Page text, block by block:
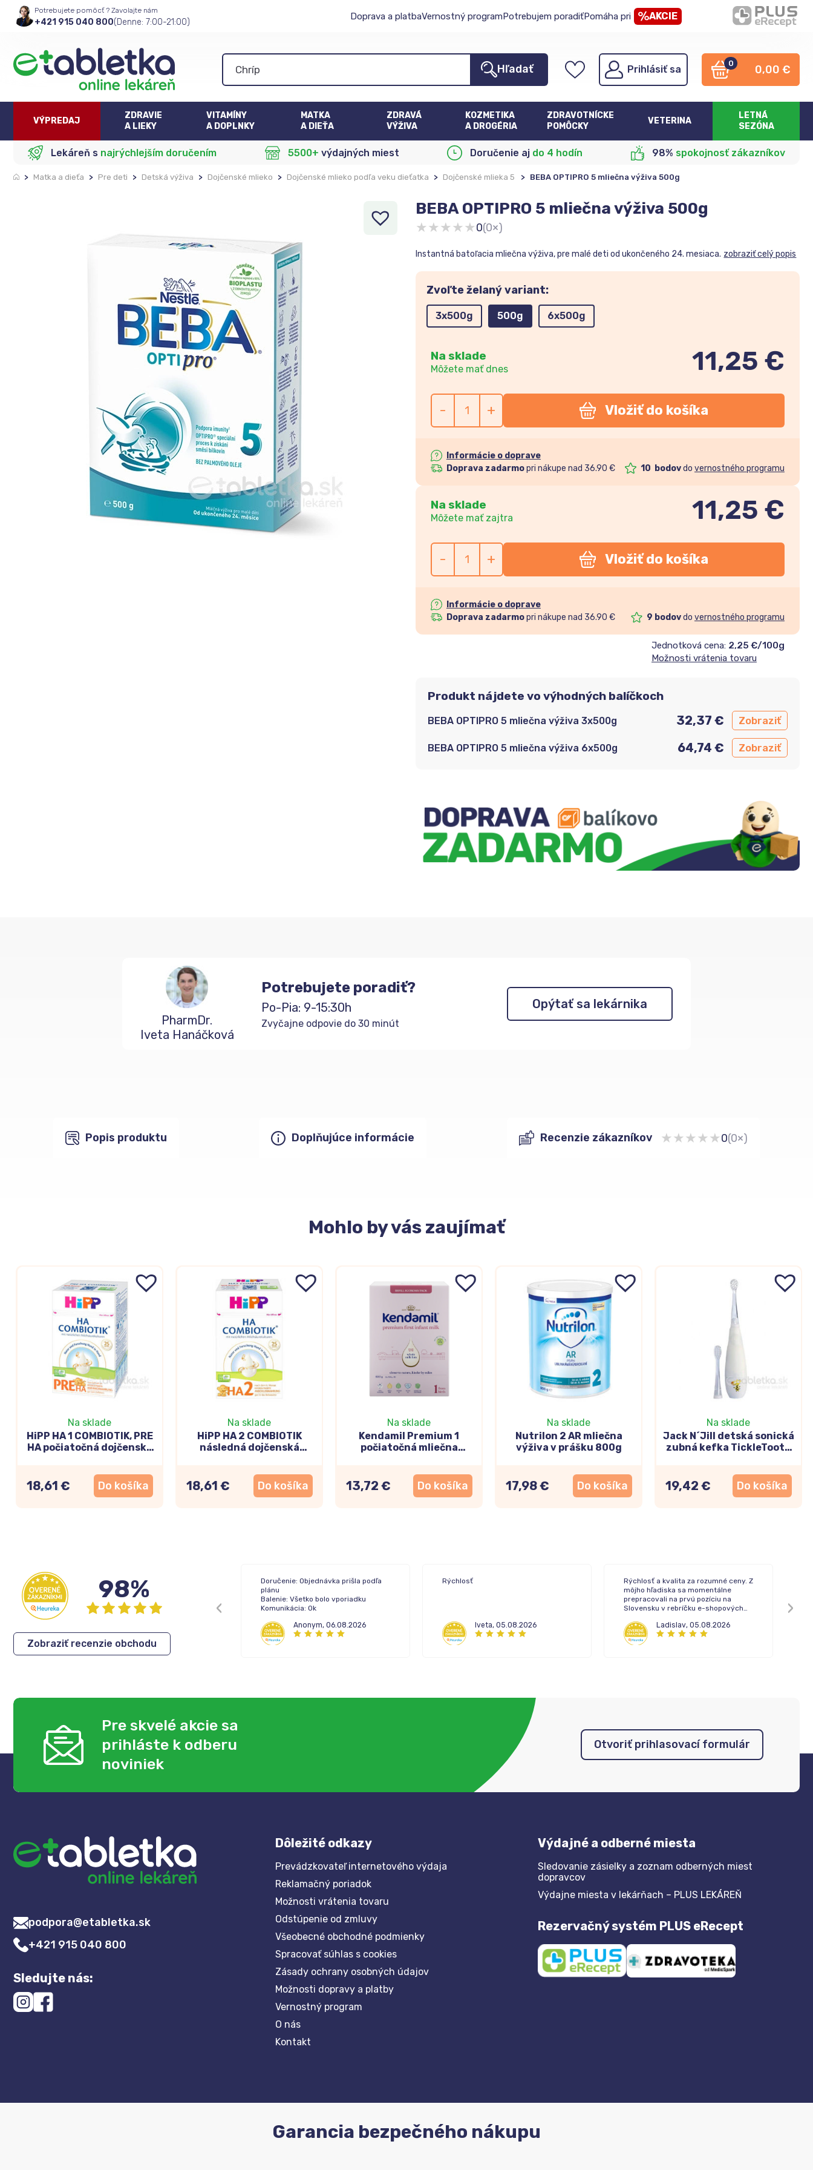
Potrebujete pomôcť ? Zavolajte nám
+421 915 040 800(Denne: 7:00-21:00)
Doprava a platbaVernostný programPotrebujem poradiťPomáha pri AKCIE
Hľadať Prihlásiť sa
0 0,00 €
VÝPREDAJ
ZDRAVIE
A LIEKY
VITAMÍNY
A DOPLNKY
MATKA
A DIEŤA
ZDRAVÁ
VÝŽIVA
KOZMETIKA
A DROGÉRIA
ZDRAVOTNÍCKE
POMÔCKY
VETERINA
LETNÁ
SEZÓNA
Lekáreň s najrýchlejším doručením 5500+ výdajných miest Doručenie aj do 4 hodín 98% spokojnosť zákazníkov
> Matka a dieťa > Pre deti > Detská výživa > Dojčenské mlieko > Dojčenské mlieko podľa veku dieťatka > Dojčenské mlieka 5 > BEBA OPTIPRO 5 mliečna výživa 500g
BEBA OPTIPRO 5 mliečna výživa 500g
★★★★★0(0×)
Instantná batoľacia mliečna výživa, pre malé deti od ukončeného 24. mesiaca. zobraziť celý popis
Zvoľte želaný variant:
3x500g 500g 6x500g
Na sklade
Môžete mať dnes 11,25 €
- + Vložiť do košíka
Informácie o doprave
Doprava zadarmopri nákupe nad 36.90 € 10 bodovdo vernostného programu
Na sklade
Môžete mať zajtra 11,25 €
- + Vložiť do košíka
Informácie o doprave
Doprava zadarmopri nákupe nad 36.90 € 9 bodovdo vernostného programu
Jednotková cena: 2,25 €/100g
Možnosti vrátenia tovaru
Produkt nájdete vo výhodných balíčkoch
BEBA OPTIPRO 5 mliečna výživa 3x500g 32,37 € Zobraziť
BEBA OPTIPRO 5 mliečna výživa 6x500g 64,74 € Zobraziť
PharmDr.
Iveta Hanáčková
Potrebujete poradiť?
Po-Pia: 9-15:30h
Zvyčajne odpovie do 30 minút
Opýtať sa lekárnika
Popis produktu Doplňujúce informácie Recenzie zákazníkov ★★★★★0(0×)
Mohlo by vás zaujímať
Na sklade
HiPP HA 1 COMBIOTIK, PRE
HA počiatočná dojčenská
18,61 € Do košíka
Na sklade
HiPP HA 2 COMBIOTIK
následná dojčenská
18,61 € Do košíka
Na sklade
Kendamil Premium 1
počiatočná mliečna
13,72 € Do košíka
Na sklade
Nutrilon 2 AR mliečna
výživa v prášku 800g
17,98 € Do košíka
Na sklade
Jack N´Jill detská sonická
zubná kefka TickleTooth
19,42 € Do košíka
98%
Zobraziť recenzie obchodu
Žiadne !
Doručenie: Objednávka prišla podľa
plánu
Balenie: Všetko bolo vporiadku
Komunikácia: Ok
Anonym, 06.08.2026
Rýchlosť
Iveta, 05.08.2026
Rýchlosť a kvalita za rozumné ceny. Z
môjho hľadiska sa momentálne
prepracovali na prvú pozíciu na
Slovensku v rebríčku e-shopových
Ladislav, 05.08.2026
Pre skvelé akcie sa
prihláste k odberu
noviniek
Otvoriť prihlasovací formulár
podpora@etabletka.sk
+421 915 040 800
Sledujte nás:
Dôležité odkazy
Prevádzkovateľ internetového výdaja
Reklamačný poriadok
Možnosti vrátenia tovaru
Odstúpenie od zmluvy
Všeobecné obchodné podmienky
Spracovať súhlas s cookies
Zásady ochrany osobných údajov
Možnosti dopravy a platby
Vernostný program
O nás
Kontakt
Výdajné a odberné miesta
Sledovanie zásielky a zoznam odberných miest
dopravcov
Výdajne miesta v lekárňach – PLUS LEKÁREŇ
Rezervačný systém PLUS eRecept
Garancia bezpečného nákupu